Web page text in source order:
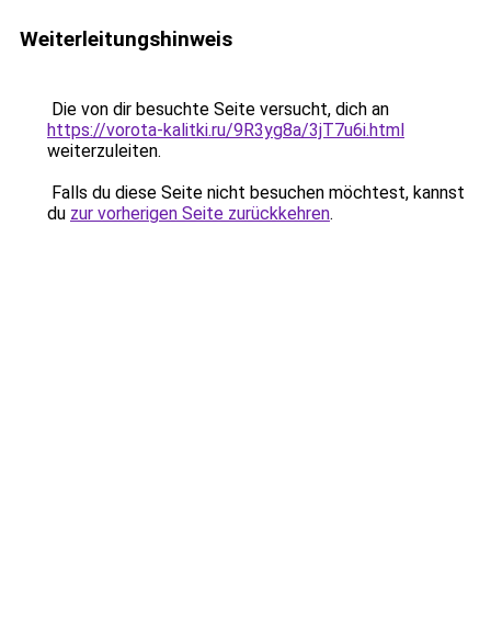
Weiterleitungshinweis
Die von dir besuchte Seite versucht, dich an
https://vorota-kalitki.ru/9R3yg8a/3jT7u6i.html
weiterzuleiten.
Falls du diese Seite nicht besuchen möchtest, kannst
du zur vorherigen Seite zurückkehren.